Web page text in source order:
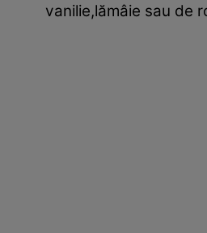
vanilie,lămâie sau de